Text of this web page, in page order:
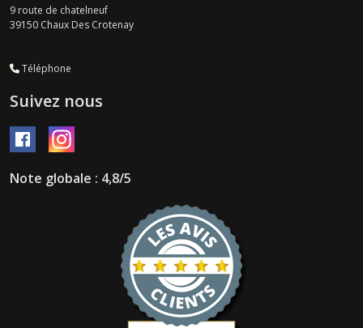
9 route de chatelneuf
39150 Chaux Des Crotenay
Téléphone
Suivez nous
Note globale : 4,8/5